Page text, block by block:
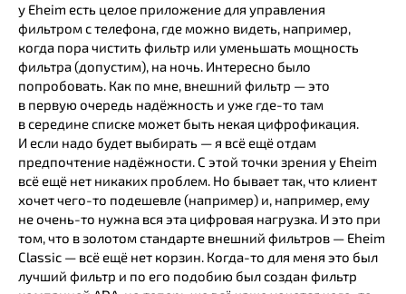
у Eheim есть целое приложение для управления
фильтром с телефона, где можно видеть, например,
когда пора чистить фильтр или уменьшать мощность
фильтра (допустим), на ночь. Интересно было
попробовать. Как по мне, внешний фильтр — это
в первую очередь надёжность и уже где-то там
в середине списке может быть некая цифрофикация.
И если надо будет выбирать — я всё ещё отдам
предпочтение надёжности. С этой точки зрения у Eheim
всё ещё нет никаких проблем. Но бывает так, что клиент
хочет чего-то подешевле (например) и, например, ему
не очень-то нужна вся эта цифровая нагрузка. И это при
том, что в золотом стандарте внешний фильтров — Eheim
Classic — всё ещё нет корзин. Когда-то для меня это был
лучший фильтр и по его подобию был создан фильтр